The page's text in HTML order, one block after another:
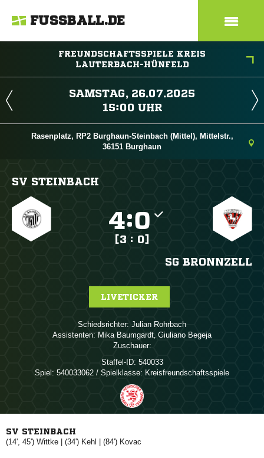
FUSSBALL.DE
FREUNDSCHAFTSSPIELE KREIS
LAUTERBACH-HÜNFELD
 
 
Rasenplatz, RP2 Burghaun-Steinbach (Mittel), Mittelstr.,
36151 Burghaun
SV STEINBACH
:
[3 : 0]
SG BRONNZELL
LIVETICKER
Schiedsrichter:  
Assistenten:  ,  
Zuschauer:
Staffel-ID: 540033
Spiel: 540033062 / Spielklasse: Kreisfreundschaftsspiele
SV STEINBACH
(14', 45')  | (34')  | (84') 